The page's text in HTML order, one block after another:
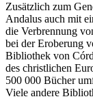
Zusätzlich zum
Andalus auch mit
die Verbrennung
bei der Eroberung
Bibliothek von
des christlichen
500 000 Bücher
Viele andere